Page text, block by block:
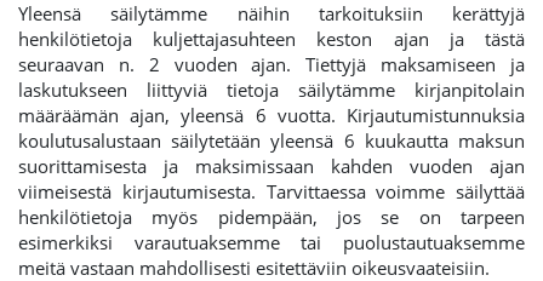
Yleensä säilytämme näihin tarkoituksiin kerättyjä
henkilötietoja kuljettajasuhteen keston ajan ja tästä
seuraavan n. 2 vuoden ajan. Tiettyjä maksamiseen ja
laskutukseen liittyviä tietoja säilytämme kirjanpitolain
määräämän ajan, yleensä 6 vuotta. Kirjautumistunnuksia
koulutusalustaan säilytetään yleensä 6 kuukautta maksun
suorittamisesta ja maksimissaan kahden vuoden ajan
viimeisestä kirjautumisesta. Tarvittaessa voimme säilyttää
henkilötietoja myös pidempään, jos se on tarpeen
esimerkiksi varautuaksemme tai puolustautuaksemme
meitä vastaan mahdollisesti esitettäviin oikeusvaateisiin.